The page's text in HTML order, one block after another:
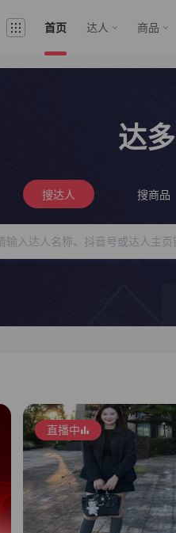
首页 达人 商品
达
搜达人 搜商品
直播中